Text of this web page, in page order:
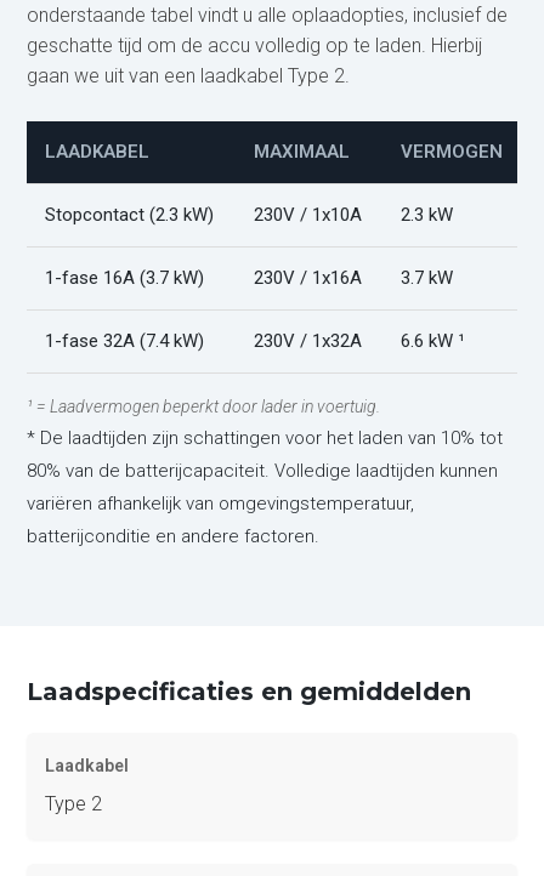
onderstaande tabel vindt u alle oplaadopties, inclusief de
geschatte tijd om de accu volledig op te laden. Hierbij
gaan we uit van een laadkabel Type 2.
LAADKABEL MAXIMAAL VERMOGEN
Stopcontact (2.3 kW) 230V / 1x10A 2.3 kW
1-fase 16A (3.7 kW) 230V / 1x16A 3.7 kW
1-fase 32A (7.4 kW) 230V / 1x32A 6.6 kW ¹
¹ = Laadvermogen beperkt door lader in voertuig.
* De laadtijden zijn schattingen voor het laden van 10% tot
80% van de batterijcapaciteit. Volledige laadtijden kunnen
variëren afhankelijk van omgevingstemperatuur,
batterijconditie en andere factoren.
Laadspecificaties en gemiddelden
Laadkabel
Type 2